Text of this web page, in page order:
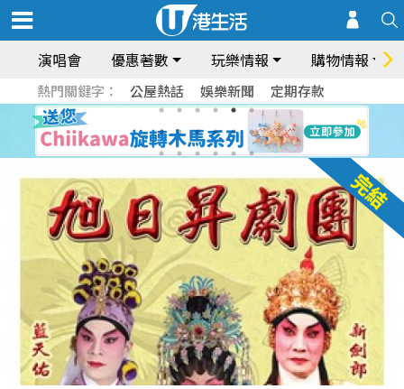
演唱會 優惠著數 玩樂情報 購物情報
熱門關鍵字： 公屋熱話 娛樂新聞 定期存款